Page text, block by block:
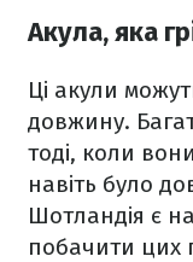
Акула, яка
Ці акули
довжину.
тоді, коли
навіть було
Шотландія є
побачити цих